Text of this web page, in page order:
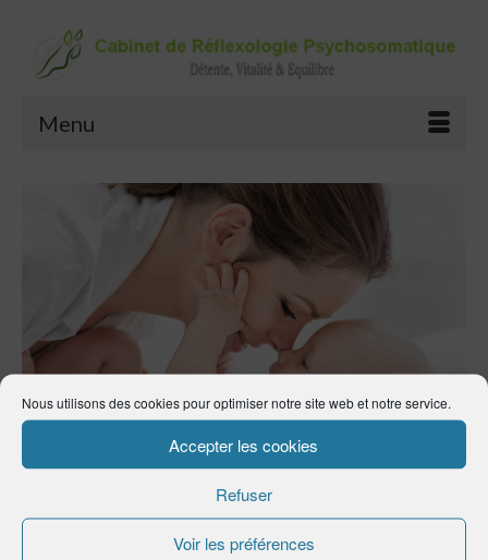
Nous utilisons des cookies pour optimiser notre site web et notre service.
Accepter les cookies
Refuser
Voir les préférences
Menu
Portrait of happy mother and